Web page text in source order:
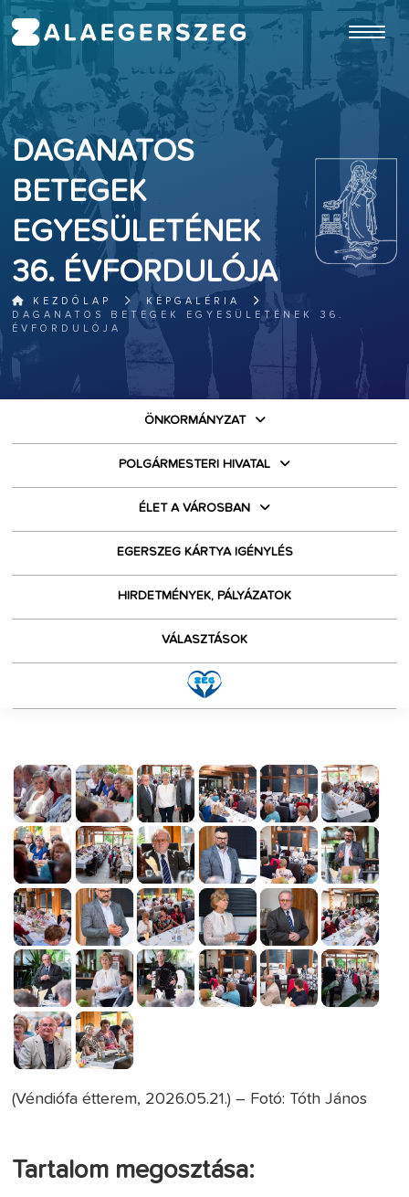
ugrás a fő tartalomhoz
DAGANATOS
BETEGEK
EGYESÜLETÉNEK
36. ÉVFORDULÓJA
KEZDŐLAP
KÉPGALÉRIA
DAGANATOS BETEGEK EGYESÜLETÉNEK 36.
ÉVFORDULÓJA
ÖNKORMÁNYZAT
POLGÁRMESTERI HIVATAL
ÉLET A VÁROSBAN
EGERSZEG KÁRTYA IGÉNYLÉS
HIRDETMÉNYEK, PÁLYÁZATOK
VÁLASZTÁSOK
(Véndiófa étterem, 2026.05.21.) – Fotó: Tóth János
Tartalom megosztása: